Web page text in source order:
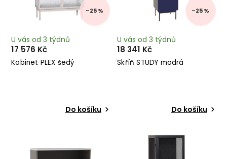
–25 %
Kabinet PLEX šedý
U vás od 3 týdnů
17 576 Kč
Do košíku
–25 %
Skříň STUDY modrá
U vás od 3 týdnů
18 341 Kč
Do košíku